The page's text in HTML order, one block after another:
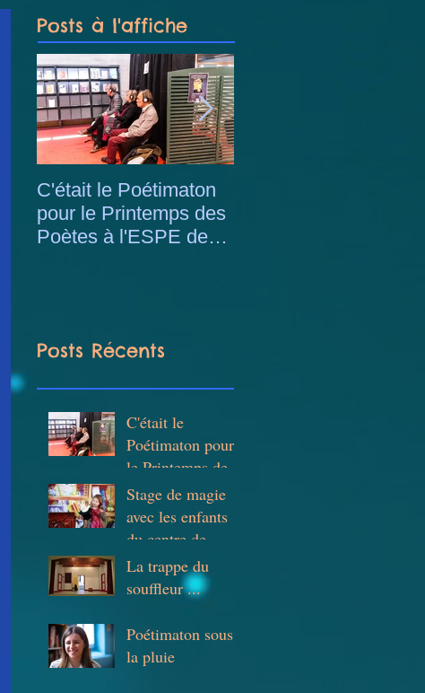
Posts à l'affiche
C'était le Poétimaton
pour le Printemps des
Poètes à l'ESPE de
Posts Récents
C'était le
Poétimaton pour
le Printemps des
Poètes à l'ESPE
de Lyon
Stage de magie
avec les enfants
du centre de
loisirs Berliet à
Saint-Priest
La trappe du
souffleur ...
Poétimaton sous
la pluie